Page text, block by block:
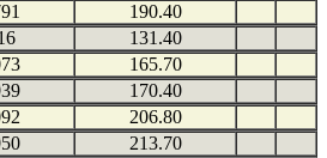
190.40
131.40
165.70
170.40
206.80
213.70